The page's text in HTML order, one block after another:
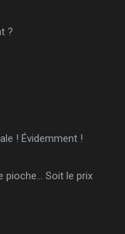
?
! Évidemment !
pioche... Soit le prix